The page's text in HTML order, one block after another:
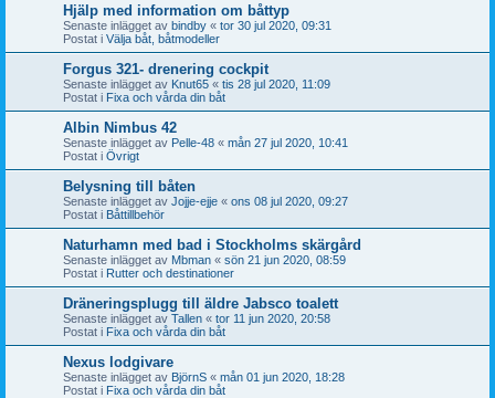
Hjälp med information om båttyp
Senaste inlägget av bindby « tor 30 jul 2020, 09:31
Postat i Välja båt, båtmodeller
Forgus 321- drenering cockpit
Senaste inlägget av Knut65 « tis 28 jul 2020, 11:09
Postat i Fixa och vårda din båt
Albin Nimbus 42
Senaste inlägget av Pelle-48 « mån 27 jul 2020, 10:41
Postat i Övrigt
Belysning till båten
Senaste inlägget av Jojje-ejje « ons 08 jul 2020, 09:27
Postat i Båttillbehör
Naturhamn med bad i Stockholms skärgård
Senaste inlägget av Mbman « sön 21 jun 2020, 08:59
Postat i Rutter och destinationer
Dräneringsplugg till äldre Jabsco toalett
Senaste inlägget av Tallen « tor 11 jun 2020, 20:58
Postat i Fixa och vårda din båt
Nexus lodgivare
Senaste inlägget av BjörnS « mån 01 jun 2020, 18:28
Postat i Fixa och vårda din båt